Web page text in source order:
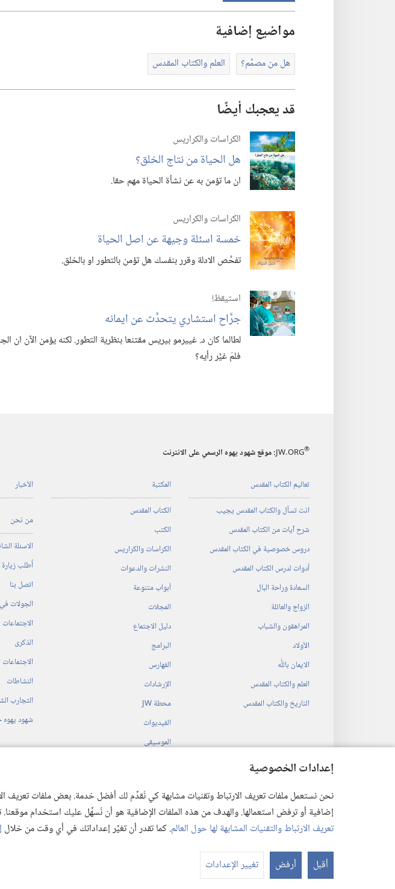
إعدادات الخصوصية
نحن نستعمل ملفات تعريف الارتباط وتقنيات مشابهة كي نُقدِّم لك أفضل خدمة. بعض ملفات تعريف
إضافية أو ترفض استعمالها. والهدف من هذه الملفات الإضافية هو أن نُسهِّل عليك استخدام موقعنا.
تعريف الارتباط والتقنيات المشابهة لها حول العالم. كما تقدر أن تغيِّر إعداداتك في أي وقت من خلال
أقبل أرفض تغيير الإعدادات
مواضيع إضافية
هل من مصمِّم؟‏ العلم والكتاب المقدس
قد يعجبك أيضًا
الكراسات والكراريس
هل الحياة من نتاج الخلق؟‏
ان ما تؤمن به عن نشأة الحياة مهم حقا.‏
الكراسات والكراريس
خمسة اسئلة وجيهة عن اصل الحياة
تفحَّص الادلة وقرر بنفسك هل تؤمن بالتطور او بالخلق.‏
استيقظ‏!‏
جرَّاح استشاري يتحدَّث عن ايمانه
لطالما كان د.‏ غييرمو بيريس مقتنعا بنظرية التطور.‏ لكنه يؤمن الآن ان
فلمَ غيَّر رأيه؟‏
JW.ORG® :‏ موقع شهود يهوه الرسمي على الانترنت
تعاليم الكتاب المقدس
انت تسأل والكتاب المقدس يجيب
شرح آيات من الكتاب المقدس
دروس خصوصية في الكتاب المقدس
أدوات لدرس الكتاب المقدس
السعادة وراحة البال
الزواج والعائلة
المراهقون والشباب
الأولاد
الايمان باللّٰه
العلم والكتاب المقدس
التاريخ والكتاب المقدس
المكتبة
الكتاب المقدس
الكتب
الكراسات والكراريس
النشرات والدعوات
أبواب متنوعة
المجلات
دليل الاجتماع
البرامج
الفهارس
الإرشادات
محطة‏ ‏JW
الفيديوات
الموسيقى
الأخبار
من نحن
الاسئلة
أُطلب زيارة
اتصل بنا
الجولات
الاجتماعات
الذكرى
النشاطات
التجارب
شهود يهوه
© 2026 .Watch Tower Bible and Tract Society of Pennsylvania